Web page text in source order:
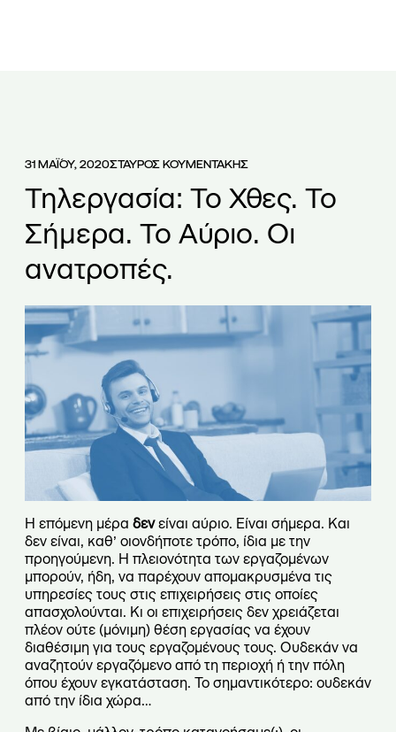
31 ΜΑΪ́ΟΥ, 2020 ΣΤΑΥΡΟΣ ΚΟΥΜΕΝΤΑΚΗΣ
Τηλεργασία: Το Χθες. Το
Σήμερα. Το Αύριο. Οι
ανατροπές.
Η επόμενη μέρα δενείναι αύριο. Είναι σήμερα. Και
δεν είναι, καθ’ οιονδήποτε τρόπο, ίδια με την
προηγούμενη. Η πλειονότητα των εργαζομένων
μπορούν, ήδη, να παρέχουν απομακρυσμένα τις
υπηρεσίες τους στις επιχειρήσεις στις οποίες
απασχολούνται. Κι οι επιχειρήσεις δεν χρειάζεται
πλέον ούτε (μόνιμη) θέση εργασίας να έχουν
διαθέσιμη για τους εργαζομένους τους. Ουδεκάν να
αναζητούν εργαζόμενο από τη περιοχή ή την πόλη
όπου έχουν εγκατάσταση. Το σημαντικότερο: ουδεκάν
από την ίδια χώρα…